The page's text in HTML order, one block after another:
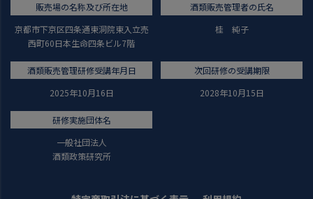
販売場の名称及び所在地
京都市下京区四条通東洞院東入立売
西町60日本生命四条ビル7階
酒類販売管理者の氏名
桂 純子
酒類販売管理研修受講年月日
2025年10月16日
次回研修の受講期限
2028年10月15日
研修実施団体名
一般社団法人
酒類政策研究所